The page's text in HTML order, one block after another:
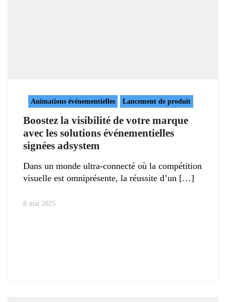
Animations événementielles Lancement de produit
Boostez la visibilité de votre marque
avec les solutions événementielles
signées adsystem
Dans un monde ultra-connecté où la compétition
visuelle est omniprésente, la réussite d’un
8 mai 2025